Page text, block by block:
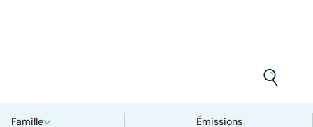
Famille Émissions